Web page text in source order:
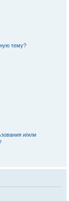
тему?
и/или